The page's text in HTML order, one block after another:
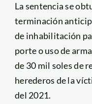
La sentencia se
terminación
de inhabilitación
porte o uso de
de 30 mil soles de
herederos de la
del 2021.